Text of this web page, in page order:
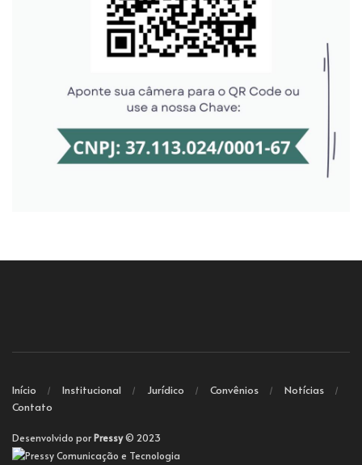
Início Institucional Jurídico Convênios
Notícias
Contato
Desenvolvido porPressy© 2023